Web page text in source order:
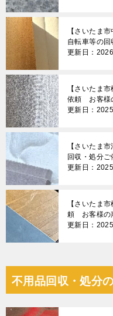
【さいたま
自転車等の回
更新日：
【さいたま
依頼 お客様
更新日：
【さいたま
回収・処分ご
更新日：
【さいたま
頼 お客様の
更新日：
不用品回収・処分